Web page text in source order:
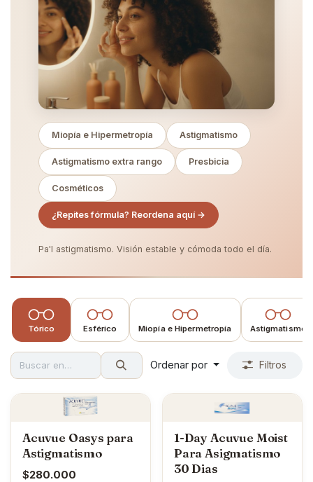
Miopía e Hipermetropía Astigmatismo
Astigmatismo extra rango Presbicia
Cosméticos
¿Repites fórmula? Reordena aquí →
Pa'l astigmatismo. Visión estable y cómoda todo el día.
Tórico Esférico Miopía e Hipermetropía Astigmatismo
Ordenar por Filtros
Acuvue Oasys para
Astigmatismo
$280.000
1-Day Acuvue Moist
Para Asigmatismo
30 Dias